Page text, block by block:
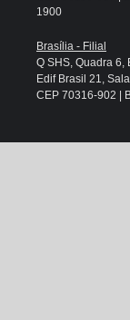
1900
Brasília - Filial
Q SHS, Quadra 6,
Edif Brasil 21,
CEP 70316-902 |